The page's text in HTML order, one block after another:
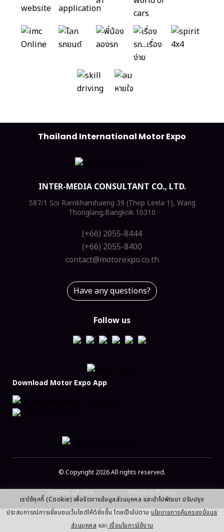
เราใช้คุกกี้ (Cookie) เพื่อจัดการข้อมูลส่วนบุคคล และนำไปพัฒนา ปรับปรุง
ประสบการณ์การเยี่ยมชมเว็บไซต์ให้ดียิ่งขึ้น โดยเป็นไปตามนโยบายการคุ้มครองข้อมูล
ส่วนบุคคล และ เงื่อนไขการใช้งาน
Thailand International Motor Expo
INTER-MEDIA CONSULTANT CO., LTD.
587/1 Soi Ramkhamhaeng 39 (Thep Leela 1), Wang
Thonglang,Bangkok 10310
(+66) 2055-8444
(+66) 2055-8400
contact@motorexpo.co.th
Have any questions?
Follow us
Download Motor Expo App
© Copyright 2026 All rights reserved.
Terms of use Privacy Policy